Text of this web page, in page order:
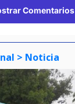
Comentarios
> Noticia